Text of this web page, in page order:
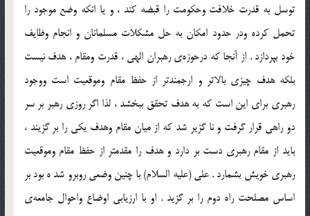
توسل به قدرت خلافت وحكومت را قبضه كند ، و يا انكه وضع موجود را
تحمل كرده ودر حدود امكان به حل مشكلات مسلمانان و انجام وظايف
خود بپردازد . از آنجا كه درحوزه‌ي رهبران الهي ، قدرت ومقام ، هدف نيست
بلكه هدف چيزي بالاتر و ارجمندتر از حفظ مقام وموقعيت است ووجود
رهبري براي اين است كه به هدف تحقق ببخشد ، لذا اگر روزي رهبر بر سر
دو راهي قرار گرفت و نا گزير شد كه از ميان مقام وهدف يكي را بر گزيند ،
بايد از مقام رهبري دست بر دارد و هدف را مقدمتر از حفظ مقام وموقعيت
رهبري خويش بشمارد . علي (عليه السلام) با چنين وضعي روبرو شد ه بود بر
اساس مصلحت راه دوم را بر گزيد . او با ارزيابي اوضاع واحوال جامعه‌ي